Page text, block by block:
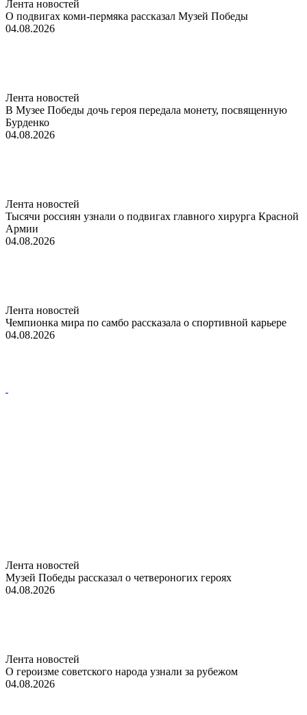
Лента новостей
О подвигах коми-пермяка рассказал Музей Победы
04.08.2026
Лента новостей
В Музее Победы дочь героя передала монету, посвященную
Бурденко
04.08.2026
Лента новостей
Тысячи россиян узнали о подвигах главного хирурга Красной
Армии
04.08.2026
Лента новостей
Чемпионка мира по самбо рассказала о спортивной карьере
04.08.2026
Лента новостей
Музей Победы рассказал о четвероногих героях
04.08.2026
Лента новостей
О героизме советского народа узнали за рубежом
04.08.2026